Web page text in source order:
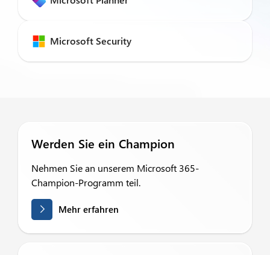
Microsoft Security
Werden Sie ein Champion
Nehmen Sie an unserem Microsoft 365-
Champion-Programm teil.
Mehr erfahren